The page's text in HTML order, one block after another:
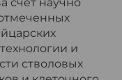
счет научно
и
стволовых